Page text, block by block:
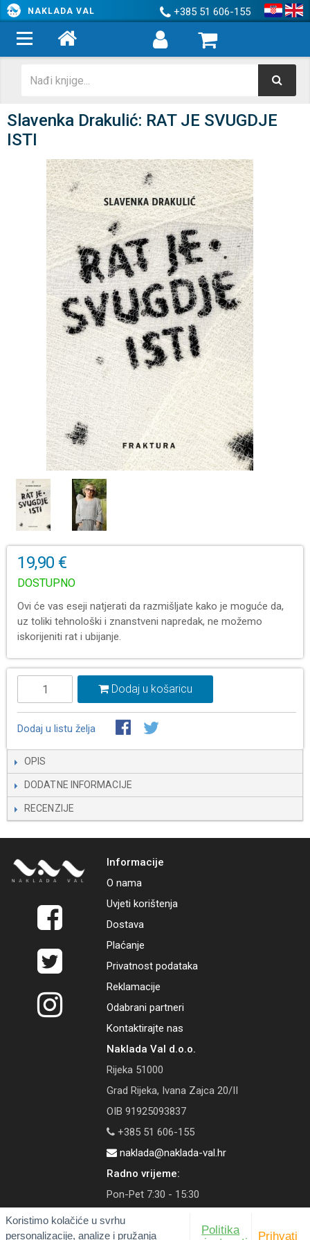
Koristimo kolačiće u svrhu
personalizacije, analize i pružanja
Politika
Prihvati
NAKLADA VAL +385 51 606-155
Slavenka Drakulić: RAT JE SVUGDJE
ISTI
19,90 €
DOSTUPNO
Ovi će vas eseji natjerati da razmišljate kako je moguće da,
uz toliki tehnološki i znanstveni napredak, ne možemo
iskorijeniti rat i ubijanje.
Dodaj u košaricu
Dodaj u listu želja
OPIS
DODATNE INFORMACIJE
RECENZIJE
Informacije
O nama
Uvjeti korištenja
Dostava
Plaćanje
Privatnost podataka
Reklamacije
Odabrani partneri
Kontaktirajte nas
Naklada Val d.o.o.
Rijeka 51000
Grad Rijeka, Ivana Zajca 20/II
OIB 91925093837
+385 51 606-155
naklada@naklada-val.hr
Radno vrijeme:
Pon-Pet 7:30 - 15:30